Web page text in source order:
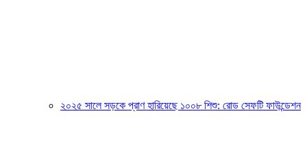
২০২৫ সালে সড়কে প্রাণ হারিয়েছে ১০০৮ শিশু: রোড সেফটি ফাউন্ডেশন